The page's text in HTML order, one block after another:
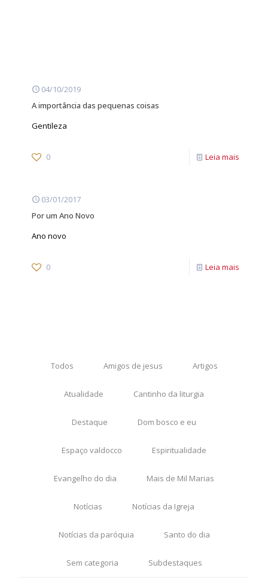
04/10/2019
A importância das pequenas coisas
Gentileza
0 Leia mais
03/01/2017
Por um Ano Novo
Ano novo
0 Leia mais
Todos Amigos de jesus Artigos
Atualidade Cantinho da liturgia
Destaque Dom bosco e eu
Espaço valdocco Espiritualidade
Evangelho do dia Mais de Mil Marias
Notícias Notícias da Igreja
Notícias da paróquia Santo do dia
Sem categoria Subdestaques